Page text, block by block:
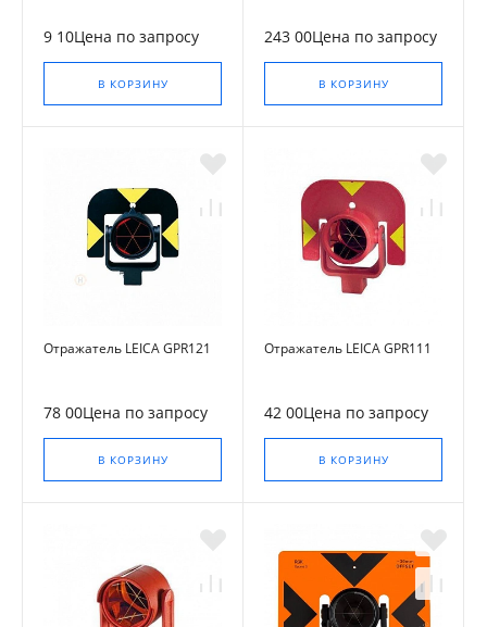
9 10Цена по запросу
В КОРЗИНУ
243 00Цена по запросу
В КОРЗИНУ
Отражатель LEICA GPR121
78 00Цена по запросу
В КОРЗИНУ
Отражатель LEICA GPR111
42 00Цена по запросу
В КОРЗИНУ